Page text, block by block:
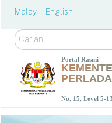
Malay | English
Carian
Portal Rasmi
No. 15, Level 5-